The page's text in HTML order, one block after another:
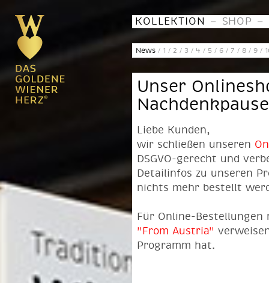
KOLLEKTION – SHOP –
News / 1 / 2 / 3 / 4 / 5 / 6 / 7 / 8 / 9 /
Unser
Liebe Kunden,
wir schließen unseren
DSGVO-gerecht und
Detailinfos zu unseren
nichts mehr bestellt
Für Online-
"From Austria"
Programm hat.